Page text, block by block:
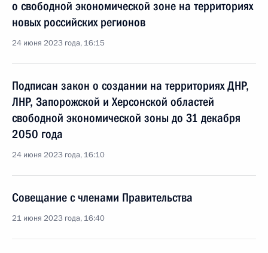
о свободной экономической зоне на территориях
новых российских регионов
24 июня 2023 года, 16:15
Подписан закон о создании на территориях ДНР,
ЛНР, Запорожской и Херсонской областей
свободной экономической зоны до 31 декабря
2050 года
24 июня 2023 года, 16:10
Совещание с членами Правительства
21 июня 2023 года, 16:40